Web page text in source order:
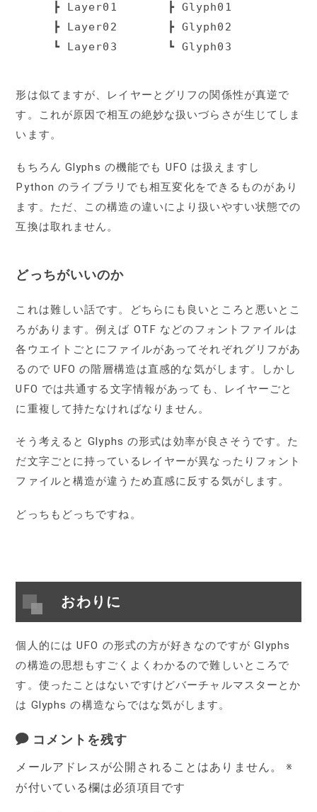
  ┗ Layer03       ┗ Glyph03
形は似てますが、レイヤーとグリフの関係性が真逆で
す。これが原因で相互の絶妙な扱いづらさが生じてしま
います。
もちろん Glyphs の機能でも UFO は扱えますし
Python のライブラリでも相互変化をできるものがあり
ます。ただ、この構造の違いにより扱いやすい状態での
互換は取れません。
どっちがいいのか
これは難しい話です。どちらにも良いところと悪いとこ
ろがあります。例えば OTF などのフォントファイルは
各ウエイトごとにファイルがあってそれぞれグリフがあ
るので UFO の階層構造は直感的な気がします。しかし
UFO では共通する文字情報があっても、レイヤーごと
に重複して持たなければなりません。
そう考えると Glyphs の形式は効率が良さそうです。た
だ文字ごとに持っているレイヤーが異なったりフォント
ファイルと構造が違うため直感に反する気がします。
どっちもどっちですね。
おわりに
個人的には UFO の形式の方が好きなのですが Glyphs
の構造の思想もすごくよくわかるので難しいところで
す。使ったことはないですけどバーチャルマスターとか
は Glyphs の構造ならではな気がします。
コメントを残す
メールアドレスが公開されることはありません。
※
が付いている欄は必須項目です